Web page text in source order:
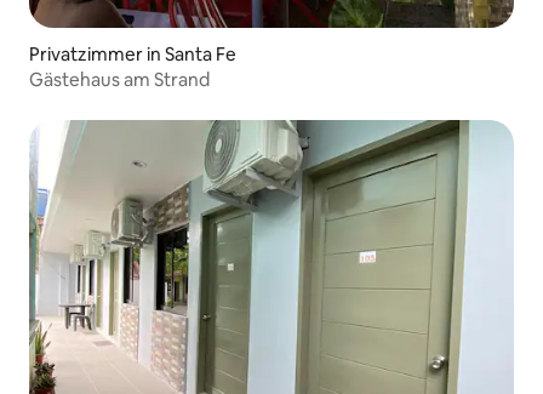
Privatzimmer in Santa Fe
Gästehaus am Strand